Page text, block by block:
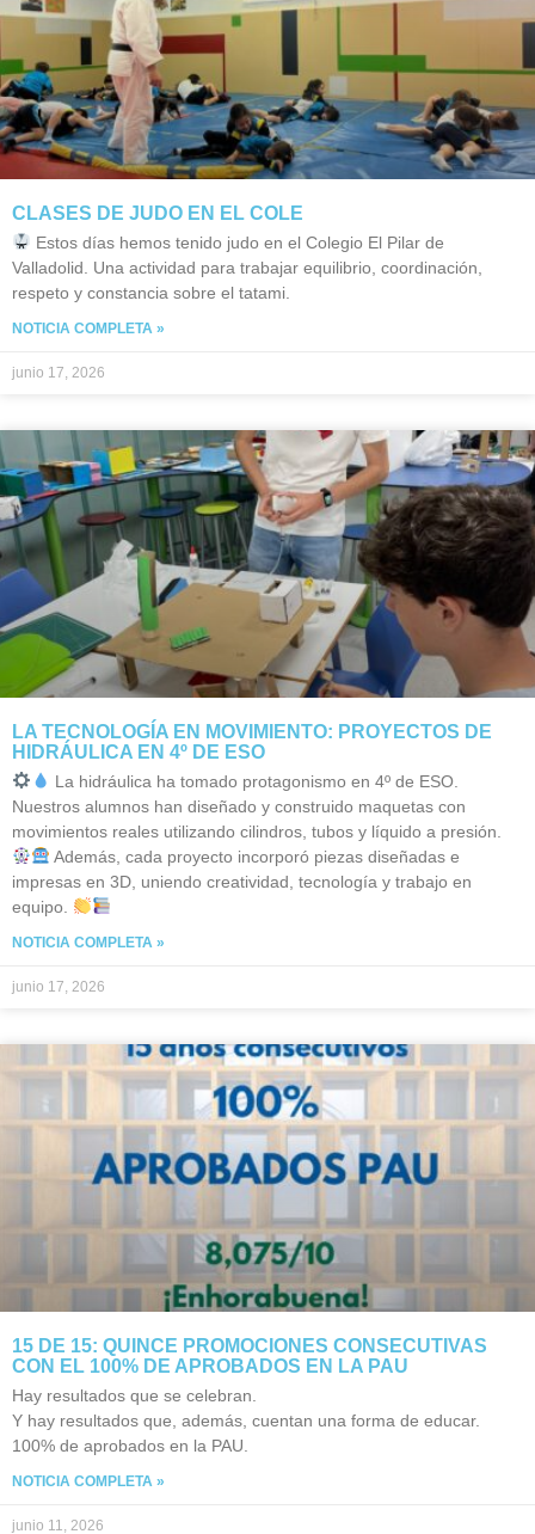
CLASES DE JUDO EN EL COLE
Estos días hemos tenido judo en el Colegio El Pilar de
Valladolid. Una actividad para trabajar equilibrio, coordinación,
respeto y constancia sobre el tatami.
NOTICIA COMPLETA »
junio 17, 2026
LA TECNOLOGÍA EN MOVIMIENTO: PROYECTOS DE
HIDRÁULICA EN 4º DE ESO
La hidráulica ha tomado protagonismo en 4º de ESO.
Nuestros alumnos han diseñado y construido maquetas con
movimientos reales utilizando cilindros, tubos y líquido a presión.
Además, cada proyecto incorporó piezas diseñadas e
impresas en 3D, uniendo creatividad, tecnología y trabajo en
equipo.
NOTICIA COMPLETA »
junio 17, 2026
15 DE 15: QUINCE PROMOCIONES CONSECUTIVAS
CON EL 100% DE APROBADOS EN LA PAU
Hay resultados que se celebran.
Y hay resultados que, además, cuentan una forma de educar.
100% de aprobados en la PAU.
NOTICIA COMPLETA »
junio 11, 2026